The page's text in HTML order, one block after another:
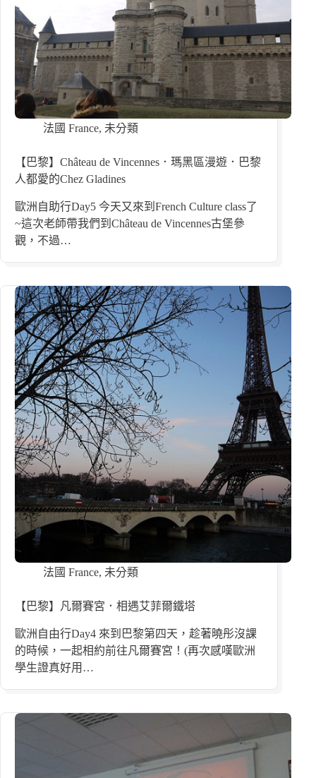
法國 France, 未分類
【巴黎】Château de Vincennes．瑪黑區漫遊．巴黎
人都愛的Chez Gladines
歐洲自助行Day5 今天又來到French Culture class了
~這次老師帶我們到Château de Vincennes古堡參
觀，不過…
法國 France, 未分類
【巴黎】凡爾賽宮．相遇艾菲爾鐵塔
歐洲自由行Day4 來到巴黎第四天，趁著曉彤沒課
的時候，一起相約前往凡爾賽宮！(再次感嘆歐洲
學生證真好用…